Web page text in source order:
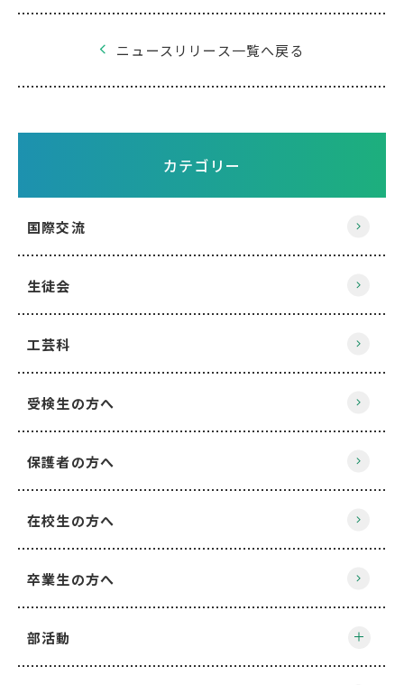
ニュースリリース一覧へ戻る
カテゴリー
国際交流
生徒会
工芸科
受検生の方へ
保護者の方へ
在校生の方へ
卒業生の方へ
部活動